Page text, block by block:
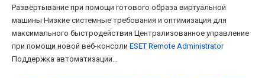
Развертывание при помощи готового образа виртуальной
машины Низкие системные требования и оптимизация для
максимального быстродействия Централизованное управление
при помощи новой веб-консоли ESET Remote Administrator
Поддержка автоматизации...